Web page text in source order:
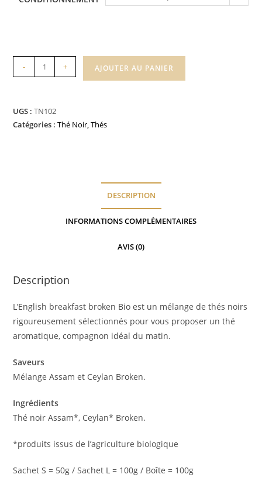
quantité
de
Breakfast
- + AJOUTER AU PANIER
UGS :TN102
Catégories :Thé Noir,Thés
DESCRIPTION
INFORMATIONS COMPLÉMENTAIRES
AVIS (0)
Description
L’English breakfast broken Bio est un mélange de thés noirs
rigoureusement sélectionnés pour vous proposer un thé
aromatique, compagnon idéal du matin.
Saveurs
Mélange Assam et Ceylan Broken.
Ingrédients
Thé noir Assam*, Ceylan* Broken.
*produits issus de l’agriculture biologique
Sachet S = 50g / Sachet L = 100g / Boîte = 100g